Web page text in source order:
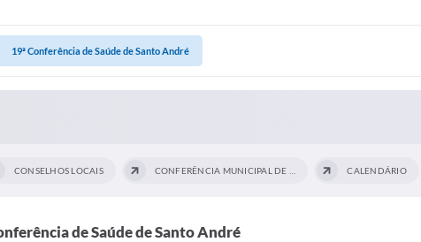
19ª Conferência de Saúde de Santo André
CONSELHOS LOCAIS CALENDÁRIO
de Saúde de Santo André